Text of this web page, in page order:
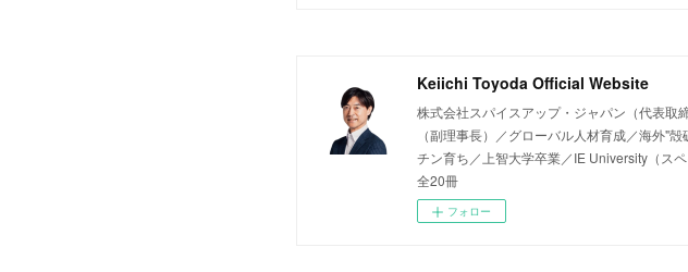
Keiichi Toyoda Official Website
株式会社スパイスアップ・ジャパン（代表取
（副理事長）／グローバル人材育成／海外"
チン育ち／上智大学卒業／IE University（ス
全20冊
フォロー